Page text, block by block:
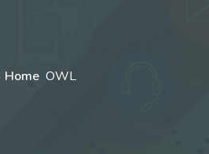
Home OWL